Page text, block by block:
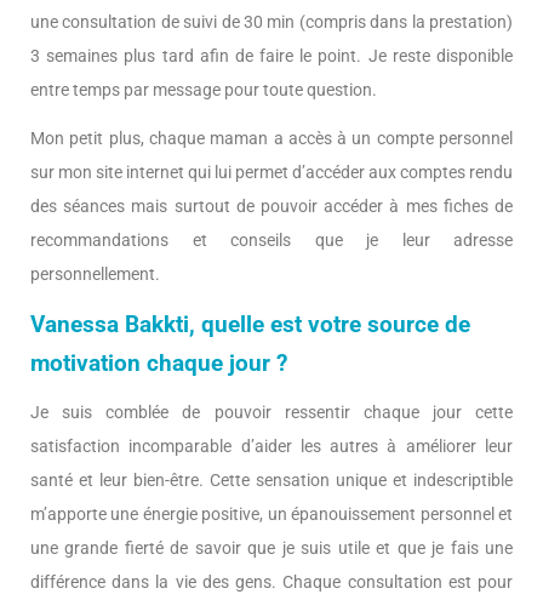
une consultation de suivi de 30 min (compris dans la prestation)
3 semaines plus tard afin de faire le point. Je reste disponible
entre temps par message pour toute question.
Mon petit plus, chaque maman a accès à un compte personnel
sur mon site internet qui lui permet d’accéder aux comptes rendu
des séances mais surtout de pouvoir accéder à mes fiches de
recommandations et conseils que je leur adresse
personnellement.
Vanessa Bakkti, quelle est votre source de
motivation chaque jour ?
Je suis comblée de pouvoir ressentir chaque jour cette
satisfaction incomparable d’aider les autres à améliorer leur
santé et leur bien-être. Cette sensation unique et indescriptible
m’apporte une énergie positive, un épanouissement personnel et
une grande fierté de savoir que je suis utile et que je fais une
différence dans la vie des gens. Chaque consultation est pour